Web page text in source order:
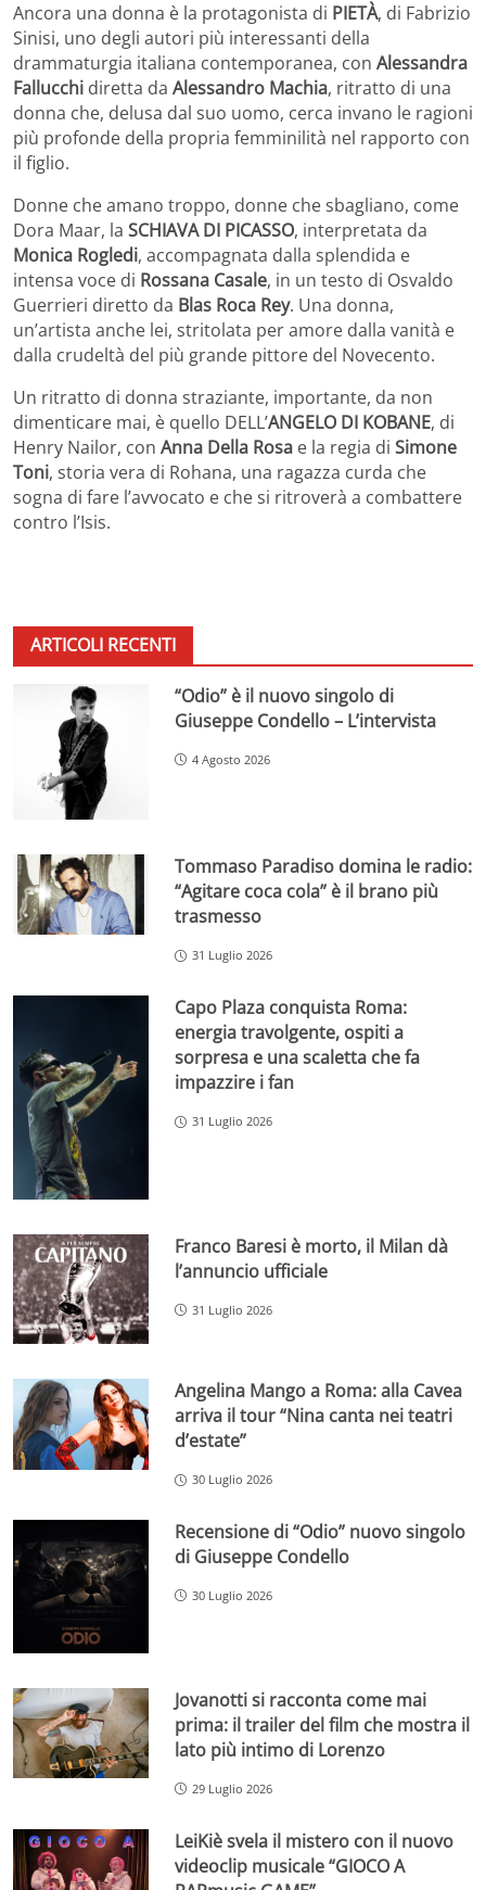
Ancora una donna è la protagonista di PIETÀ, di Fabrizio
Sinisi, uno degli autori più interessanti della
drammaturgia italiana contemporanea, con Alessandra
Fallucchi diretta da Alessandro Machia, ritratto di una
donna che, delusa dal suo uomo, cerca invano le ragioni
più profonde della propria femminilità nel rapporto con
il figlio.
Donne che amano troppo, donne che sbagliano, come
Dora Maar, la SCHIAVA DI PICASSO, interpretata da
Monica Rogledi, accompagnata dalla splendida e
intensa voce di Rossana Casale, in un testo di Osvaldo
Guerrieri diretto da Blas Roca Rey. Una donna,
un’artista anche lei, stritolata per amore dalla vanità e
dalla crudeltà del più grande pittore del Novecento.
Un ritratto di donna straziante, importante, da non
dimenticare mai, è quello DELL’ANGELO DI KOBANE, di
Henry Nailor, con Anna Della Rosa e la regia di Simone
Toni, storia vera di Rohana, una ragazza curda che
sogna di fare l’avvocato e che si ritroverà a combattere
contro l’Isis.
ARTICOLI RECENTI
“Odio” è il nuovo singolo di
Giuseppe Condello – L’intervista
4 Agosto 2026
Tommaso Paradiso domina le radio:
“Agitare coca cola” è il brano più
trasmesso
31 Luglio 2026
Capo Plaza conquista Roma:
energia travolgente, ospiti a
sorpresa e una scaletta che fa
impazzire i fan
31 Luglio 2026
Franco Baresi è morto, il Milan dà
l’annuncio ufficiale
31 Luglio 2026
Angelina Mango a Roma: alla Cavea
arriva il tour “Nina canta nei teatri
d’estate”
30 Luglio 2026
Recensione di “Odio” nuovo singolo
di Giuseppe Condello
30 Luglio 2026
Jovanotti si racconta come mai
prima: il trailer del film che mostra il
lato più intimo di Lorenzo
29 Luglio 2026
LeiKiè svela il mistero con il nuovo
videoclip musicale “GIOCO A